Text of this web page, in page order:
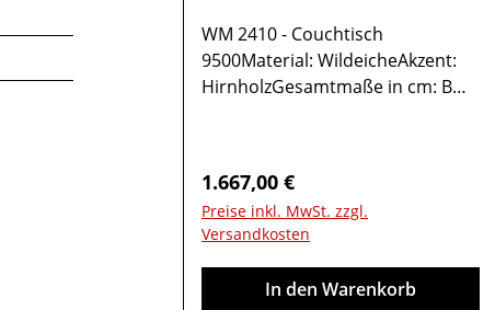
WM 2410 - Couchtisch
9500Material: WildeicheAkzent:
HirnholzGesamtmaße in cm: B
Anschlag mit Hirnholz-Akzent1
StauraumfachMöbel ist
vormontiert (Restmontage kann
erforderlich sein).Farben können
auf verschiedenen Bildschirmen
Regulärer Preis:
1.667,00 €
Preise inkl. MwSt. zzgl.
Versandkosten
In den Warenkorb